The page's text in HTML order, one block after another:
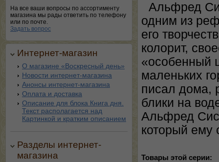
На все ваши вопросы по ассортименту
магазина мы рады ответить по телефону
или по почте.
Задать вопрос
Интернет-магазин
О магазине «Воскресный день»
Новости интернет-магазина
Анонсы интернет-магазина
Оплата и доставка
Описание для блока Книга дня.
Текст располагается над
Картинкой и кратким описанием
Разделы интернет-
магазина
Альфред
одним из
его
колорит,
«особенный
маленьких
писал дома,
блики на
Альфред
который ему
Товары этой серии: